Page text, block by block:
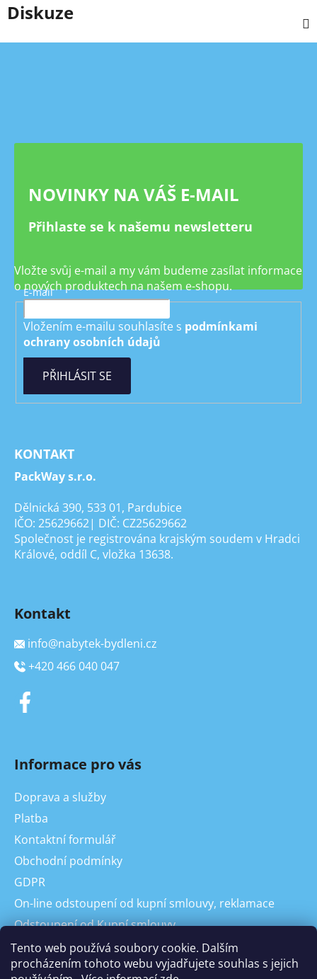
Tento web používá soubory cookie. Dalším
procházením tohoto webu vyjadřujete souhlas s jejich
Diskuze
NOVINKY NA VÁŠ E-MAIL
Přihlaste se k našemu newsletteru
Vložte svůj e-mail a my vám budeme zasílat informace
o nových produktech na našem e-shopu.
E-mail
Vložením e-mailu souhlasíte s podmínkami
ochrany osobních údajů
PŘIHLÁSIT SE
KONTAKT
PackWay s.r.o.
Dělnická 390, 533 01, Pardubice
IČO: 25629662| DIČ: CZ25629662
Společnost je registrována krajským soudem v Hradci
Králové, oddíl C, vložka 13638.
Kontakt
info@nabytek-bydleni.cz
+420 466 040 047
Informace pro vás
Doprava a služby
Platba
Kontaktní formulář
Obchodní podmínky
GDPR
On-line odstoupení od kupní smlouvy, reklamace
Odstoupení od Kupní smlouvy
Reklamace